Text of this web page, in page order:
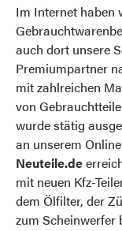
Im Internet haben
auch dort unsere
Premiumpartner
mit zahlreichen
von
wurde stätig
an unserem
Neuteile.de
mit neuen Kfz-
dem Ölfilter, der
zum Scheinwerfer